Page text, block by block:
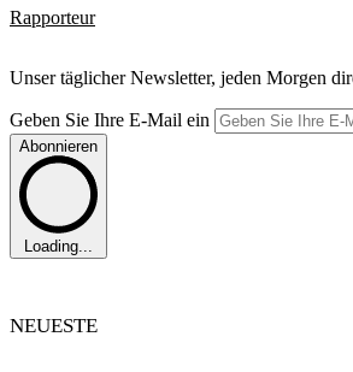
Rapporteur
Unser täglicher Newsletter, jeden Morgen
Geben Sie Ihre E-Mail ein
Abonnieren
Loading...
NEUESTE